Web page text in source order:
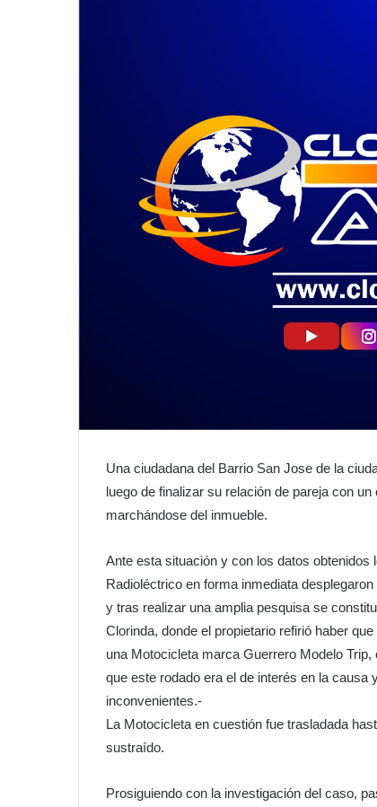
Una ciudadana del Barrio San Jose de la
luego de finalizar su relación de pareja con
marchándose del inmueble.
Ante esta situación y con los datos
Radioléctrico en forma inmediata
y tras realizar una amplia pesquisa se
Clorinda, donde el propietario refirió haber
una Motocicleta marca Guerrero Modelo
que este rodado era el de interés en la
inconvenientes.-
La Motocicleta en cuestión fue trasladada
sustraído.
Prosiguiendo con la investigación del caso,